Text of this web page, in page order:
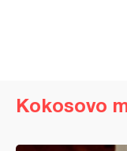
Kokosovo